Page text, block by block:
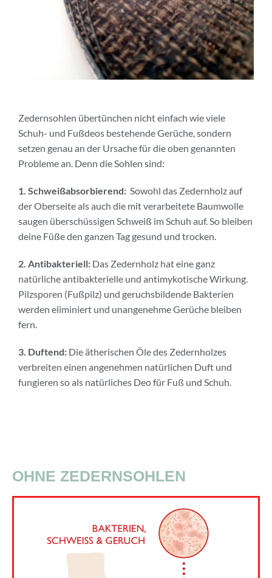
Zedernsohlen übertünchen nicht einfach wie viele
Schuh- und Fußdeos bestehende Gerüche, sondern
setzen genau an der Ursache für die oben genannten
Probleme an. Denn die Sohlen sind:
1. Schweißabsorbierend: Sowohl das Zedernholz auf
der Oberseite als auch die mit verarbeitete Baumwolle
saugen überschüssigen Schweiß im Schuh auf. So bleiben
deine Füße den ganzen Tag gesund und trocken.
2. Antibakteriell: Das Zedernholz hat eine ganz
natürliche antibakterielle und antimykotische Wirkung.
Pilzsporen (Fußpilz) und geruchsbildende Bakterien
werden eliminiert und unangenehme Gerüche bleiben
fern.
3. Duftend: Die ätherischen Öle des Zedernholzes
verbreiten einen angenehmen natürlichen Duft und
fungieren so als natürliches Deo für Fuß und Schuh.
OHNE ZEDERNSOHLEN